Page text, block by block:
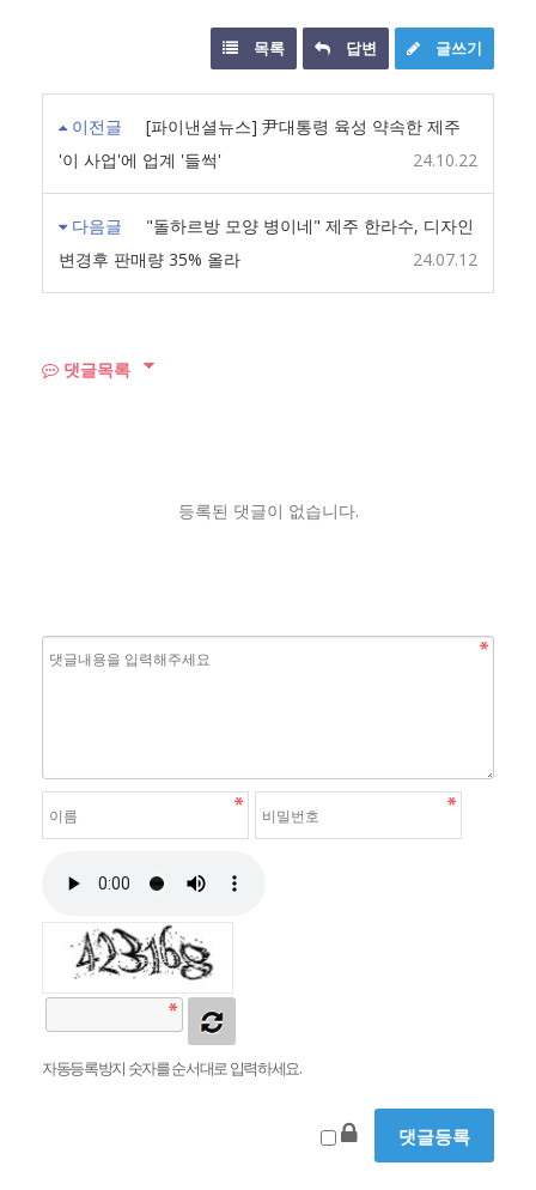
목록 답변 글쓰기
이전글
[파이낸셜뉴스] 尹대통령 육성 약속한 제주
'이 사업'에 업계 '들썩'
24.10.22
다음글
"돌하르방 모양 병이네" 제주 한라수, 디자인
변경후 판매량 35% 올라
24.07.12
댓글목록
등록된 댓글이 없습니다.
자동등록방지 숫자를 순서대로 입력하세요.